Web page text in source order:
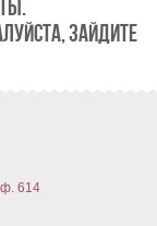
ЗАЙДИТЕ
614